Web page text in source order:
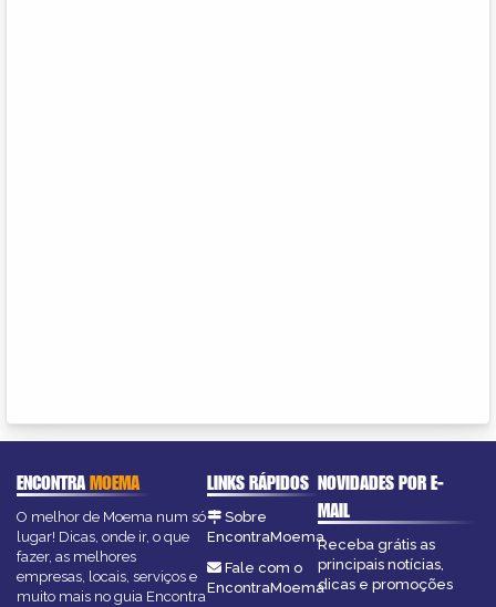
ENCONTRAMOEMA
O melhor de Moema num só
lugar! Dicas, onde ir, o que
fazer, as melhores
empresas, locais, serviços e
muito mais no guia Encontra
LINKS RÁPIDOS
Sobre
EncontraMoema
Fale com o
EncontraMoema
NOVIDADES POR E-
MAIL
Receba grátis as
principais notícias,
dicas e promoções